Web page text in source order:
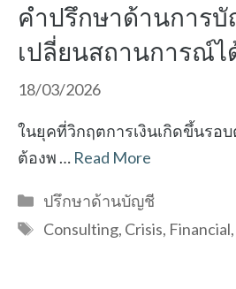
คำปรึกษาด้านการ
เปลี่ยนสถานการณ์ไ
18/03/2026
ในยุคที่วิกฤตการเงินเกิดขึ้นรอ
ต้องพ … Read More
Categories
ปรึกษาด้านบัญชี
Tags
Consulting, Crisis, Financial,